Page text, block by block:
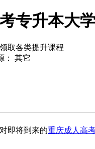
专升本大
取各类提升课程
： 其它
即将到来的重庆成人高